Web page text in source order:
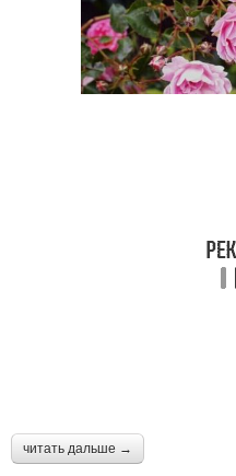
читать дальше →